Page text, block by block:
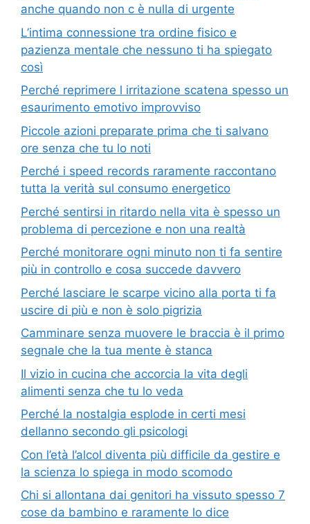
anche quando non c è nulla di urgente
L’intima connessione tra ordine fisico e
pazienza mentale che nessuno ti ha spiegato
così
Perché reprimere l irritazione scatena spesso un
esaurimento emotivo improvviso
Piccole azioni preparate prima che ti salvano
ore senza che tu lo noti
Perché i speed records raramente raccontano
tutta la verità sul consumo energetico
Perché sentirsi in ritardo nella vita è spesso un
problema di percezione e non una realtà
Perché monitorare ogni minuto non ti fa sentire
più in controllo e cosa succede davvero
Perché lasciare le scarpe vicino alla porta ti fa
uscire di più e non è solo pigrizia
Camminare senza muovere le braccia è il primo
segnale che la tua mente è stanca
Il vizio in cucina che accorcia la vita degli
alimenti senza che tu lo veda
Perché la nostalgia esplode in certi mesi
dellanno secondo gli psicologi
Con l’età l’alcol diventa più difficile da gestire e
la scienza lo spiega in modo scomodo
Chi si allontana dai genitori ha vissuto spesso 7
cose da bambino e raramente lo dice